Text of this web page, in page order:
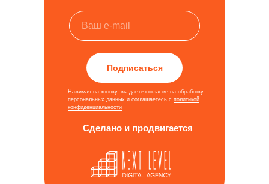
Подписаться
Сделано и продвигается
Нажимая на кнопку, вы даете согласие на обработку
персональных данных и соглашаетесь c политикой
конфиденциальности